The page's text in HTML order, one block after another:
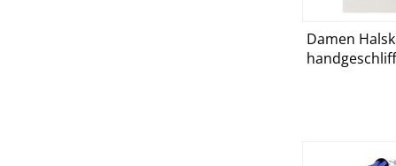
Damen